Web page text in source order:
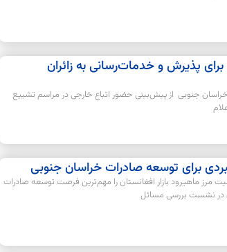
پذیرش و خدمات‌رسانی به زائران
جنوبی از پیش‌بینی حضور اتباع خارجی در مراسم تشییع
برای توسعه صادرات خراسان جنوبی
مرز ماهیرود بازار افغانستان را مهم‌ترین فرصت توسعه صادرات
نشست بررسی مسائل